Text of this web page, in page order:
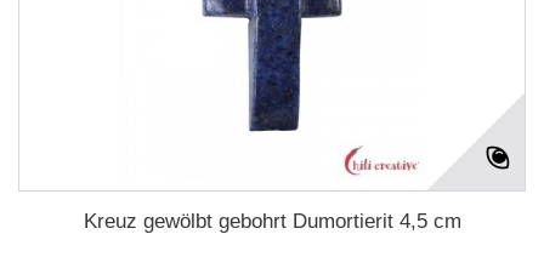
Kreuz gewölbt gebohrt Dumortierit 4,5 cm